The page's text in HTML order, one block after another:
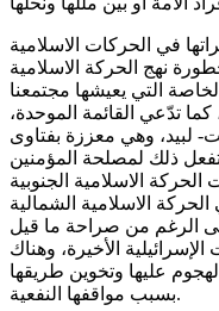
في الحركات الاسلامية
نهج الحركة الاسلامية
التي يعيشها مجتمعنا
تدّعي القائمة الموحدة،
لبيد، وهي معززة بفتاوى
تفعل ذلك لمصلحة المؤمنين
الاسلامية الجنوبية
الاسلامية الشمالية
الرغم من صراحة ما قيل
الأخيرة، وهناك
عليها وتخوين طريقها
بسبب مواقفها النفعية.